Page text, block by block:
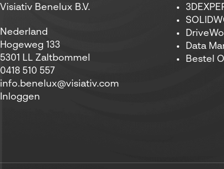
Visiativ Benelux B.V.
Nederland
Hogeweg 133
5301 LL Zaltbommel
0418 510 557
info.benelux@visiativ.com
Inloggen
Data
Bestel